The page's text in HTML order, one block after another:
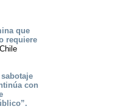
que
requiere
Chile
con